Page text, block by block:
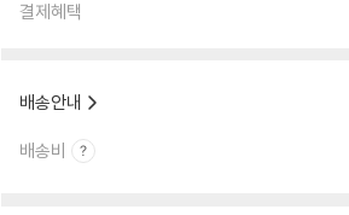
결제혜택
배송안내
배송비